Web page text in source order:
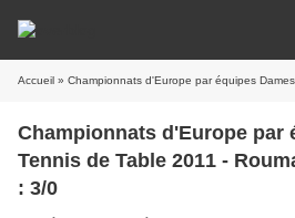
Accueil » Championnats d'Europe par équipes Dames de Tennis
Championnats d'Europe par
Tennis de Table 2011 -
: 3/0